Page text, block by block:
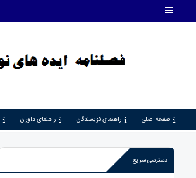
صفحه اصلی راهنمای نویسندگان راهنمای داوران
دسترسی سریع